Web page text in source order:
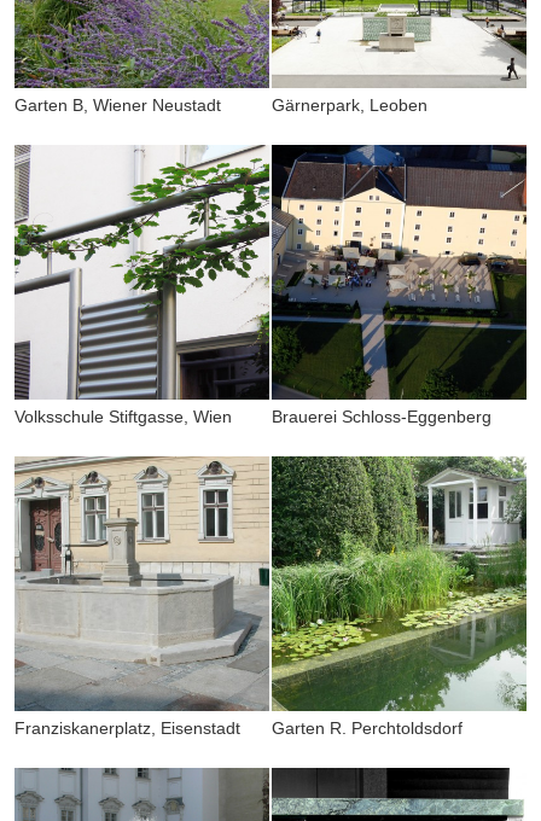
Garten B, Wiener Neustadt Gärnerpark, Leoben
Volksschule Stiftgasse, Wien Brauerei Schloss-Eggenberg
Franziskanerplatz, Eisenstadt Garten R. Perchtoldsdorf